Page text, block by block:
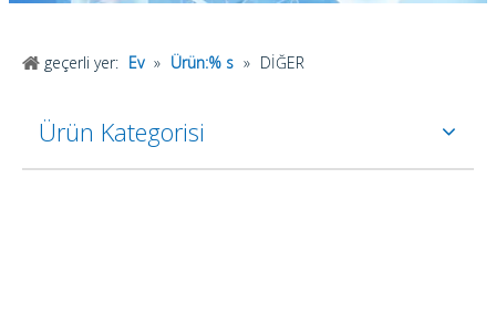
geçerli yer: Ev » Ürün:% s » DİĞER
Ürün Kategorisi